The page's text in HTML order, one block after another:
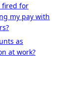
fired for
my pay with
as
at work?